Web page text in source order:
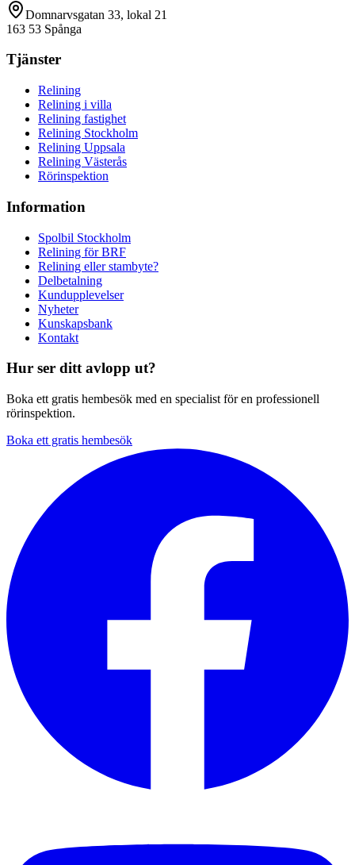
Domnarvsgatan 33, lokal 21
163 53 Spånga
Tjänster
Relining
Relining i villa
Relining fastighet
Relining Stockholm
Relining Uppsala
Relining Västerås
Rörinspektion
Information
Spolbil Stockholm
Relining för BRF
Relining eller stambyte?
Delbetalning
Kundupplevelser
Nyheter
Kunskapsbank
Kontakt
Hur ser ditt avlopp ut?
Boka ett gratis hembesök med en specialist för en professionell
rörinspektion.
Boka ett gratis hembesök